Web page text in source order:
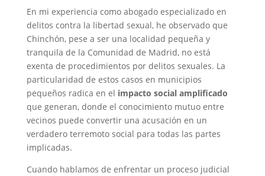
En mi experiencia como abogado especializado en
delitos contra la libertad sexual, he observado que
Chinchón, pese a ser una localidad pequeña y
tranquila de la Comunidad de Madrid, no está
exenta de procedimientos por delitos sexuales. La
particularidad de estos casos en municipios
pequeños radica en el impacto social amplificado
que generan, donde el conocimiento mutuo entre
vecinos puede convertir una acusación en un
verdadero terremoto social para todas las partes
implicadas.
Cuando hablamos de enfrentar un proceso judicial